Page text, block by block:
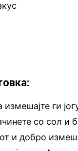
измешајте ги
со сол и
и добро